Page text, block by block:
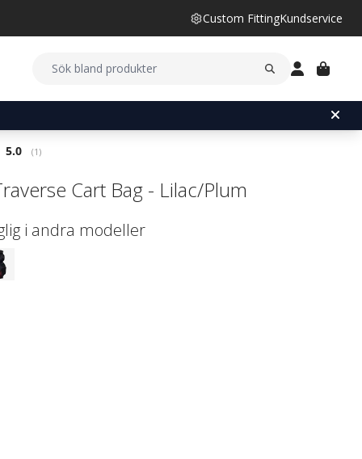
Custom FittingKundservice
Snittbetyg:
5.0 (röster:
1 )
Cart Bag - Lilac/Plum
i andra modeller